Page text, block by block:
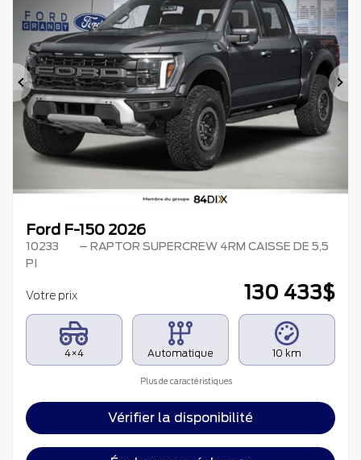
Précédent
Ford F-150 2026
10233
– RAPTOR SUPERCREW 4RM CAISSE DE 5,5
PI
Votre prix 130 433$
4×4 Automatique 10 km
Plus de caractéristiques
Vérifier la disponibilité